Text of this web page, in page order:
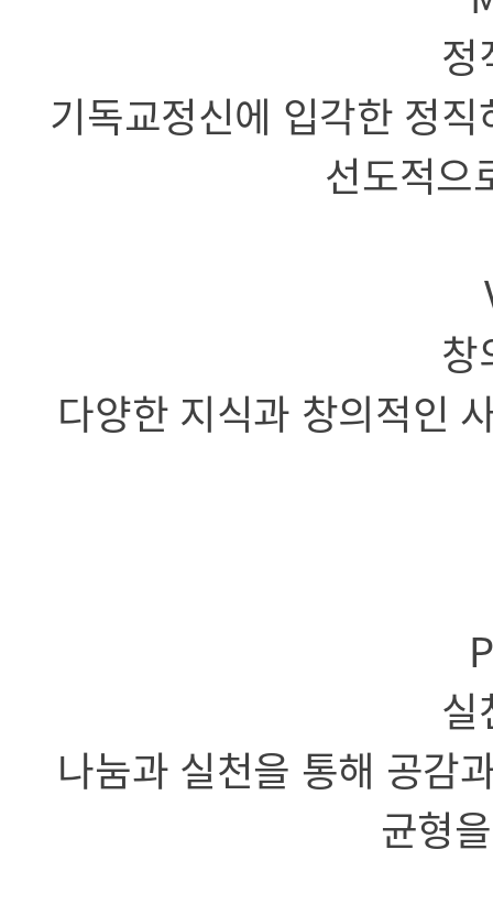
정
기독교정신에 입각한 정
선도적으
창
다양한 지식과 창의적인
실
나눔과 실천을 통해 공감
균형